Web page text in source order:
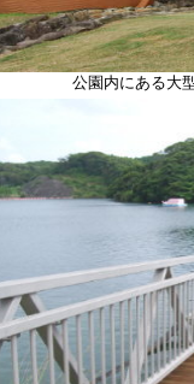
公園内にある大